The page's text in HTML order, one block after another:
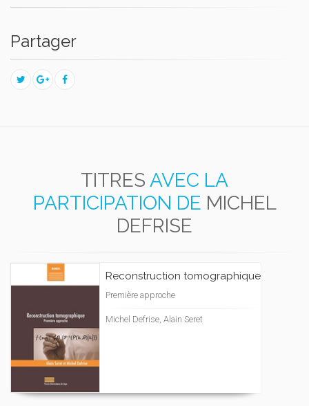
Partager
TITRES AVEC LA
PARTICIPATION DE MICHEL
DEFRISE
Reconstruction tomographique
Première approche
Michel Defrise, Alain Seret